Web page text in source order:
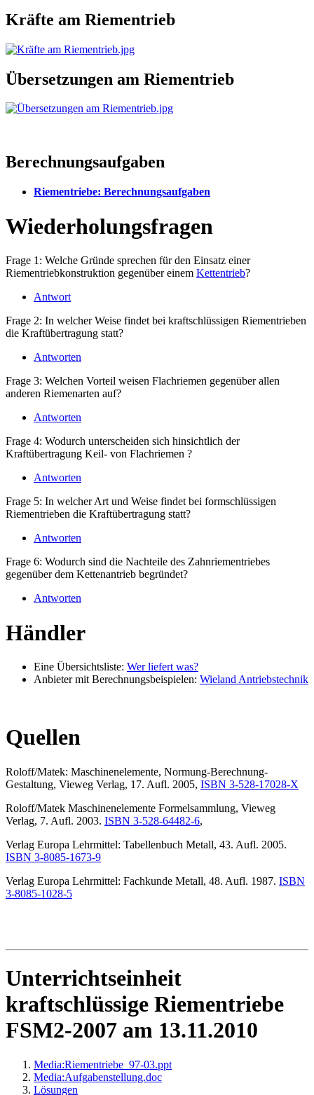
Kräfte am Riementrieb
Übersetzungen am Riementrieb
Berechnungsaufgaben
Riementriebe: Berechnungsaufgaben
Wiederholungsfragen
Frage 1: Welche Gründe sprechen für den Einsatz einer
Riementriebkonstruktion gegenüber einem Kettentrieb?
Antwort
Frage 2: In welcher Weise findet bei kraftschlüssigen Riementrieben
die Kraftübertragung statt?
Antworten
Frage 3: Welchen Vorteil weisen Flachriemen gegenüber allen
anderen Riemenarten auf?
Antworten
Frage 4: Wodurch unterscheiden sich hinsichtlich der
Kraftübertragung Keil- von Flachriemen ?
Antworten
Frage 5: In welcher Art und Weise findet bei formschlüssigen
Riementrieben die Kraftübertragung statt?
Antworten
Frage 6: Wodurch sind die Nachteile des Zahnriementriebes
gegenüber dem Kettenantrieb begründet?
Antworten
Händler
Eine Übersichtsliste: Wer liefert was?
Anbieter mit Berechnungsbeispielen: Wieland Antriebstechnik
Quellen
Roloff/Matek: Maschinenelemente, Normung-Berechnung-
Gestaltung, Vieweg Verlag, 17. Aufl. 2005, ISBN 3-528-17028-X
Roloff/Matek Maschinenelemente Formelsammlung, Vieweg
Verlag, 7. Aufl. 2003. ISBN 3-528-64482-6,
Verlag Europa Lehrmittel: Tabellenbuch Metall, 43. Aufl. 2005.
ISBN 3-8085-1673-9
Verlag Europa Lehrmittel: Fachkunde Metall, 48. Aufl. 1987. ISBN
3-8085-1028-5
Unterrichtseinheit
kraftschlüssige Riementriebe
FSM2-2007 am 13.11.2010
Media:Riementriebe_97-03.ppt‎
Media:Aufgabenstellung.doc
Lösungen